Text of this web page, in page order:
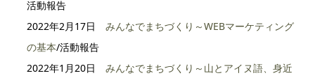
活動報告
2022年2月17日みんなでまちづくり～WEBマーケティング
の基本/活動報告
2022年1月20日みんなでまちづくり～山とアイヌ語、身近